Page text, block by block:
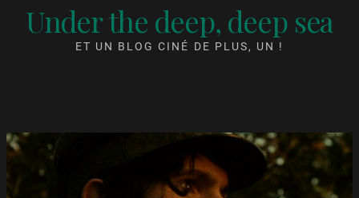
Under the deep, deep sea
ET UN BLOG CINÉ DE PLUS, UN !